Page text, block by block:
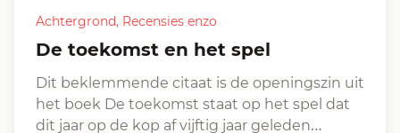
Achtergrond, Recensies enzo
De toekomst en het spel
Dit beklemmende citaat is de openingszin uit
het boek De toekomst staat op het spel dat
dit jaar op de kop af vijftig jaar geleden…